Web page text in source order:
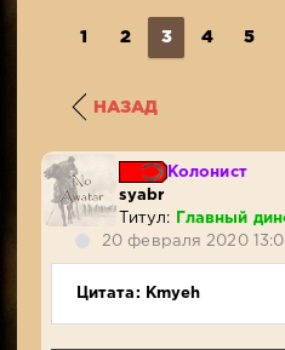
1 2 3 4 5
НАЗАД
Колонист
syabr
Титул:
Главный
20 февраля 2020
Цитата: Kmyeh